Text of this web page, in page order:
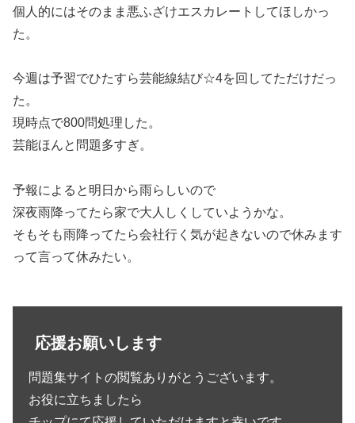
個人的にはそのまま悪ふざけエスカレートしてほしかっ
た。
今週は予習でひたすら芸能線結び☆4を回してただけだっ
た。
現時点で800問処理した。
芸能ほんと問題多すぎ。
予報によると明日から雨らしいので
深夜雨降ってたら家で大人しくしていようかな。
そもそも雨降ってたら会社行く気が起きないので休みます
って言って休みたい。
応援お願いします
問題集サイトの閲覧ありがとうございます。
お役に立ちましたら